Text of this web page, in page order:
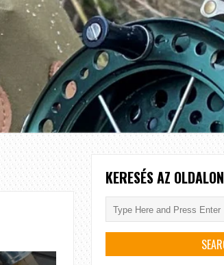
KERESÉS AZ OLDALON